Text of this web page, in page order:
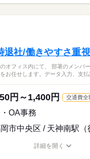
休・育休 社会保険制度
駅5分以内 派遣活躍中
休暇、年末年始休暇、派遣先
129日
ひとりで
土木・不動産関連
い土日祝日休み！ / 大手企業
者への指示、業務連絡、打合
、品質・安全管理
、図面作成・修正
、見積作成、書類・写真整理
休み
開催中です！
お問合せ下さい。
日休み
りプライベートも充実
募可能です！
>詳しい募集
退社/働きやすさ重
オフィス内にて、 部署のメンバ
お任せします。データ入力、支払
円～1,400円 交通費全
OA事務
市中央区 / 天神南駅（
詳細を開く